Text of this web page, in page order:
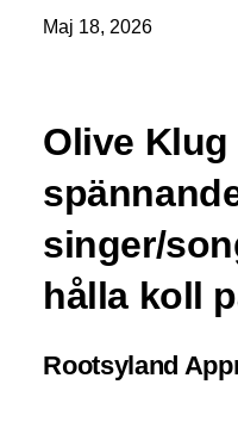
Maj 18, 2026
Olive Klug
singer/
hålla koll
Rootsyland